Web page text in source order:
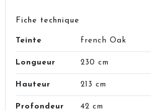
Fiche technique
Teinte french Oak
Longueur 230 cm
Hauteur 213 cm
Profondeur 42 cm